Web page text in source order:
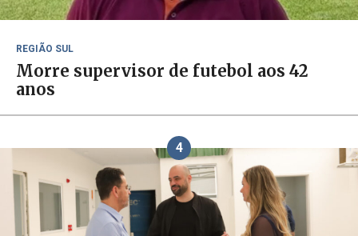
REGIÃO SUL
Morre supervisor de futebol aos 42
anos
4